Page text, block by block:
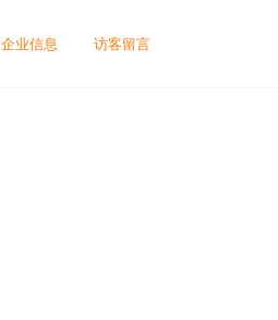
企业信息 访客留言